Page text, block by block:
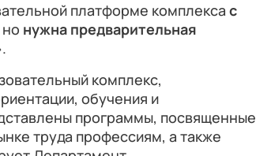
платформе комплекса с
нужна предварительная
комплекс,
обучения и
программы, посвященные
труда профессиям, а также